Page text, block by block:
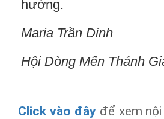
hướng.
Maria Trần Dinh
Hội Dòng Mến Thánh
Click vào đây để xem